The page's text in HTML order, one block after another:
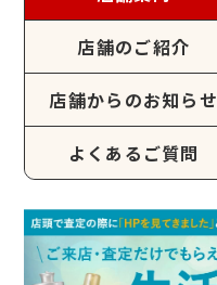
店舗のご紹介
店舗からのお知らせ
よくあるご質問